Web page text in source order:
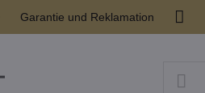
Garantie und Reklamation